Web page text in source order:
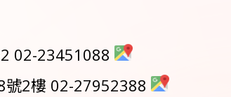
02-23451088
號2樓 02-27952388